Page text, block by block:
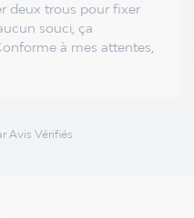
deux trous pour fixer
souci, ça
à mes attentes,
Avis Vérifiés